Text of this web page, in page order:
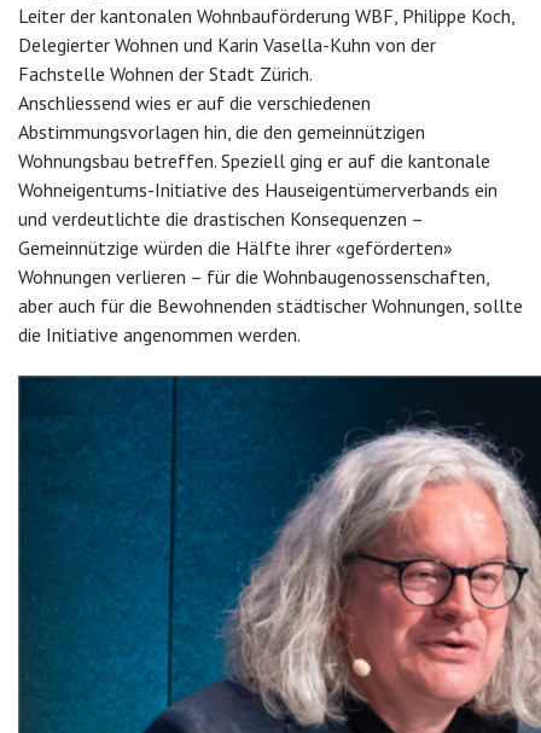
Leiter der kantonalen Wohnbauförderung WBF, Philippe Koch,
Delegierter Wohnen und Karin Vasella-Kuhn von der
Fachstelle Wohnen der Stadt Zürich.
Anschliessend wies er auf die verschiedenen
Abstimmungsvorlagen hin, die den gemeinnützigen
Wohnungsbau betreffen. Speziell ging er auf die kantonale
Wohneigentums-Initiative des Hauseigentümerverbands ein
und verdeutlichte die drastischen Konsequenzen –
Gemeinnützige würden die Hälfte ihrer «geförderten»
Wohnungen verlieren – für die Wohnbaugenossenschaften,
aber auch für die Bewohnenden städtischer Wohnungen, sollte
die Initiative angenommen werden.